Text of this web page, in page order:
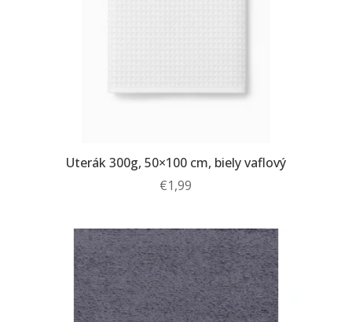
Uterák 300g, 50×100 cm, biely vaflový
€1,99